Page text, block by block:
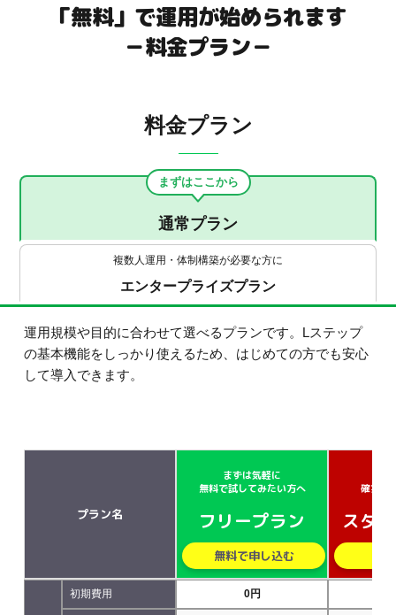
「無料」で運用が始められます
－料金プラン－
料金プラン
まずはここから
通常プラン
複数人運用・体制構築が必要な方に
エンタープライズプラン
運用規模や目的に合わせて選べるプランです。Lステップ
の基本機能をしっかり使えるため、はじめての方でも安心
して導入できます。
プラン名
まずは気軽に
無料で試してみたい方へ
フリープラン
無料で申し込む
確実に
スタ
初期費用 0円